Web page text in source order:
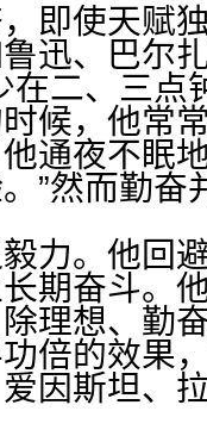
即使天赋
迅、巴尔
二、三点
候，他常
通夜不眠
”然而勤奋
力。他回
期奋斗。
理想、勤
倍的效果
因斯坦、